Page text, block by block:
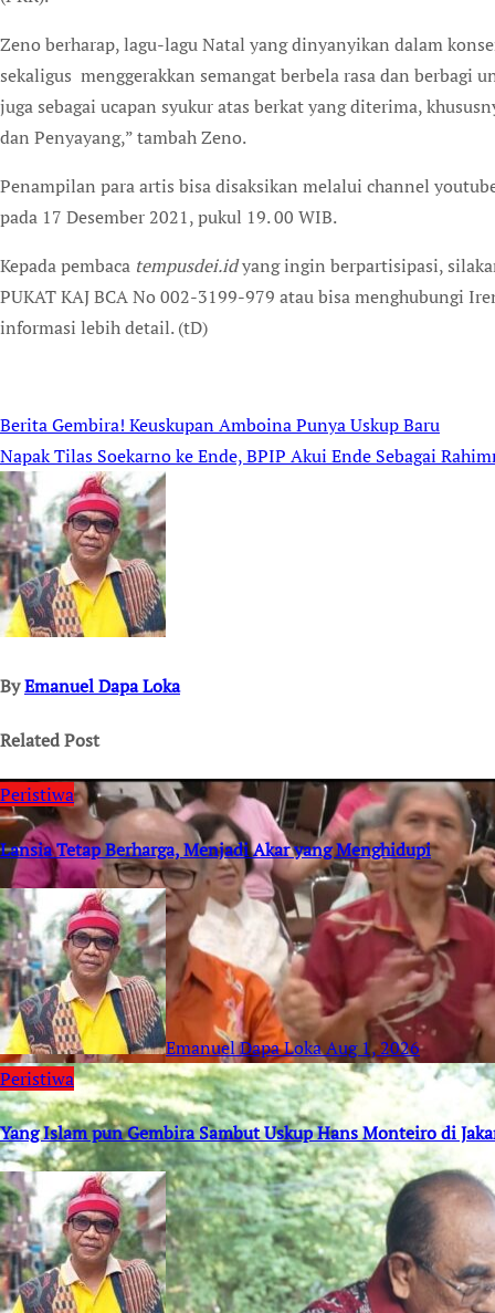
Zeno berharap, lagu-lagu Natal yang dinyanyikan dalam
sekaligus menggerakkan semangat berbela rasa dan berbagi
juga sebagai ucapan syukur atas berkat yang diterima,
dan Penyayang,” tambah Zeno.
Penampilan para artis bisa disaksikan melalui channel
pada 17 Desember 2021, pukul 19. 00 WIB.
Kepada pembaca tempusdei.idyang ingin berpartisipasi,
PUKAT KAJ BCA No 002-3199-979 atau bisa menghubungi
informasi lebih detail. (tD)
Post
navigation
Berita Gembira! Keuskupan Amboina Punya Uskup Baru
Napak Tilas Soekarno ke Ende, BPIP Akui Ende Sebagai
ByEmanuel Dapa Loka
Related Post
Peristiwa
Lansia Tetap Berharga, Menjadi Akar yang Menghidupi
Emanuel Dapa LokaAug 1, 2026
Peristiwa
Yang Islam pun Gembira Sambut Uskup Hans Monteiro di